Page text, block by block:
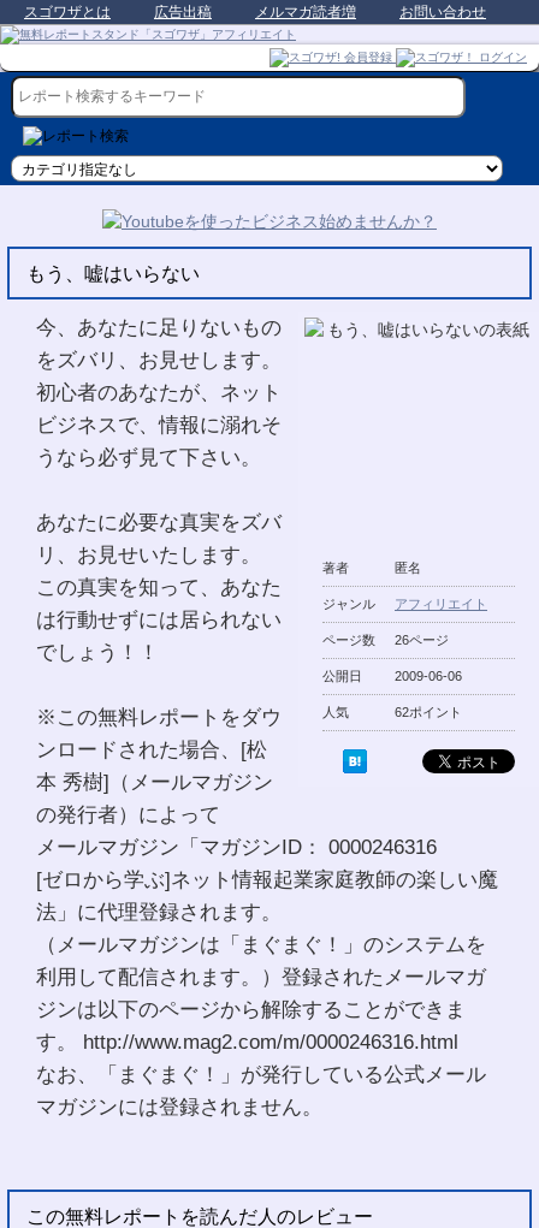
スゴワザとは 広告出稿 メルマガ読者増 お問い合わせ
もう、嘘はいらない
著者 匿名
ジャンル アフィリエイト
ページ数 26ページ
公開日 2009-06-06
人気 62ポイント
今、あなたに足りないもの
をズバリ、お見せします。
初心者のあなたが、ネット
ビジネスで、情報に溺れそ
うなら必ず見て下さい。
あなたに必要な真実をズバ
リ、お見せいたします。
この真実を知って、あなた
は行動せずには居られない
でしょう！！
※この無料レポートをダウ
ンロードされた場合、[松
本 秀樹]（メールマガジン
の発行者）によって
メールマガジン「マガジンID： 0000246316
[ゼロから学ぶ]ネット情報起業家庭教師の楽しい魔
法」に代理登録されます。
（メールマガジンは「まぐまぐ！」のシステムを
利用して配信されます。）登録されたメールマガ
ジンは以下のページから解除することができま
す。 http://www.mag2.com/m/0000246316.html
なお、「まぐまぐ！」が発行している公式メール
マガジンには登録されません。
この無料レポートを読んだ人のレビュー